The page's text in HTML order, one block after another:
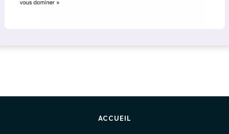
ACCUEIL